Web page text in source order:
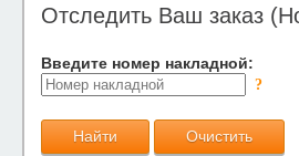
Отследить Ваш заказ
Введите номер накладной:
?